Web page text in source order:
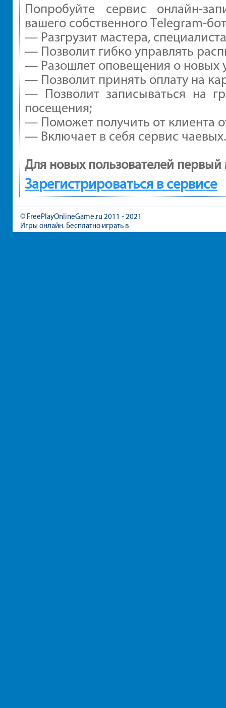
Попробуйте сервис онлайн-
вашего собственного Telegram-
— Разгрузит мастера,
— Позволит гибко управлять
— Разошлет оповещения о новых
— Позволит принять оплату на
— Позволит записываться на
посещения;
— Поможет получить от клиента
— Включает в себя сервис чаевых.
Для новых пользователей первый
Зарегистрироваться в сервисе
© FreePlayOnlineGame.ru 2011 - 2021
Игры онлайн. Бесплатно играть в
игры для девочек и мальчиков